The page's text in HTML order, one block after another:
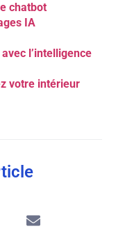
chatbot
IA
avec l’intelligence
votre intérieur